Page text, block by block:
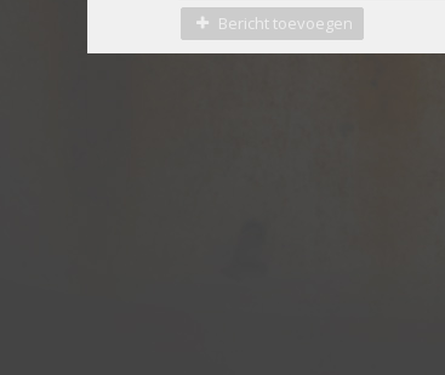
Bericht toevoegen